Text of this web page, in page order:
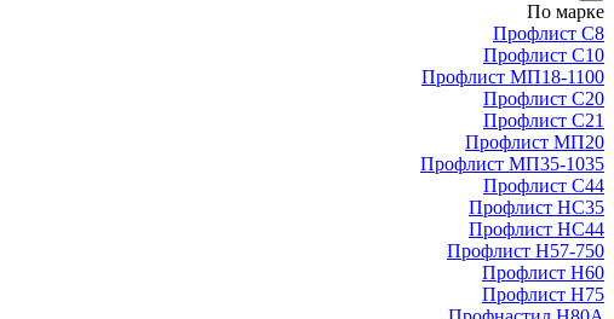
По марке
Профлист С8
Профлист С10
Профлист МП18-1100
Профлист С20
Профлист С21
Профлист МП20
Профлист МП35-1035
Профлист С44
Профлист НС35
Профлист НС44
Профлист Н57-750
Профлист Н60
Профлист Н75